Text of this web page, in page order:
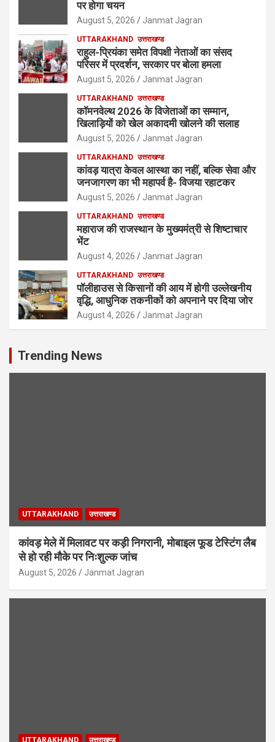
पर होगा चयन
August 5, 2026 Janmat Jagran
UTTARAKHAND उत्तराखण्ड
राहुल-प्रियंका समेत विपक्षी नेताओं का संसद
परिसर में प्रदर्शन, सरकार पर बोला हमला
August 5, 2026 Janmat Jagran
UTTARAKHAND उत्तराखण्ड
कॉमनवेल्थ 2026 के विजेताओं का सम्मान,
खिलाड़ियों को खेल अकादमी खोलने की सलाह
August 5, 2026 Janmat Jagran
UTTARAKHAND उत्तराखण्ड
कांवड़ यात्रा केवल आस्था का नहीं, बल्कि सेवा और
जनजागरण का भी महापर्व है- विजया रहाटकर
August 5, 2026 Janmat Jagran
UTTARAKHAND उत्तराखण्ड
महाराज की राजस्थान के मुख्यमंत्री से शिष्टाचार
भेंट
August 4, 2026 Janmat Jagran
UTTARAKHAND उत्तराखण्ड
पॉलीहाउस से किसानों की आय में होगी उल्लेखनीय
वृद्धि, आधुनिक तकनीकों को अपनाने पर दिया जोर
August 4, 2026 Janmat Jagran
Trending News
UTTARAKHAND उत्तराखण्ड
कांवड़ मेले में मिलावट पर कड़ी निगरानी, मोबाइल फूड टेस्टिंग लैब
से हो रही मौके पर निःशुल्क जांच
August 5, 2026 Janmat Jagran